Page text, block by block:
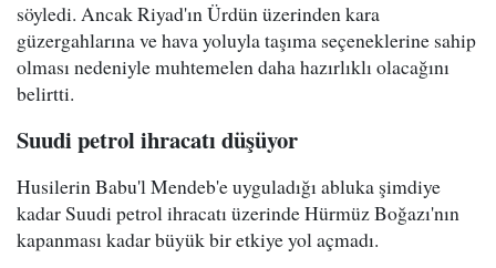
söyledi. Ancak Riyad'ın Ürdün üzerinden kara
güzergahlarına ve hava yoluyla taşıma seçeneklerine sahip
olması nedeniyle muhtemelen daha hazırlıklı olacağını
belirtti.
Suudi petrol ihracatı düşüyor
Husilerin Babu'l Mendeb'e uyguladığı abluka şimdiye
kadar Suudi petrol ihracatı üzerinde Hürmüz Boğazı'nın
kapanması kadar büyük bir etkiye yol açmadı.